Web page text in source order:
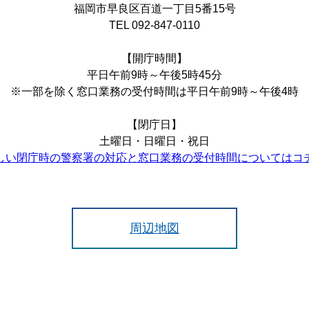
福岡市早良区百道一丁目5番15号
TEL 092-847-0110
【開庁時間】
平日午前9時～午後5時45分
※一部を除く窓口業務の受付時間は平日午前9時～午後4時
【閉庁日】
土曜日・日曜日・祝日
い閉庁時の警察署の対応と窓口業務の受付時間についてはコ
周辺地図